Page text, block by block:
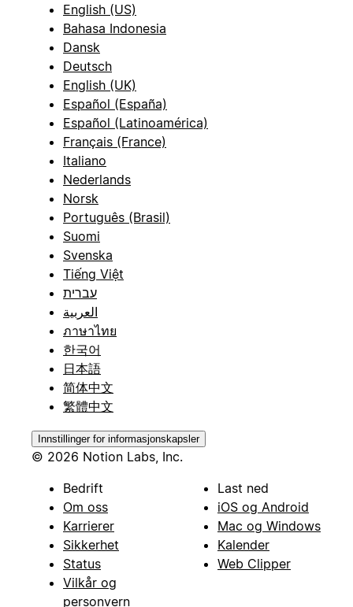
English (US)
Bahasa Indonesia
Dansk
Deutsch
English (UK)
Español (España)
Español (Latinoamérica)
Français (France)
Italiano
Nederlands
Norsk
Português (Brasil)
Suomi
Svenska
Tiếng Việt
עברית
العربية
ภาษาไทย
한국어
日本語
简体中文
繁體中文
Innstillinger for informasjonskapsler
© 2026 Notion Labs, Inc.
Bedrift
Om oss
Karrierer
Sikkerhet
Status
Vilkår og
personvern
Last ned
iOS og Android
Mac og Windows
Kalender
Web Clipper